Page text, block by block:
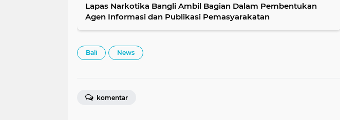
Lapas Narkotika Bangli Ambil Bagian Dalam Pembentukan
Agen Informasi dan Publikasi Pemasyarakatan
Bali News
komentar